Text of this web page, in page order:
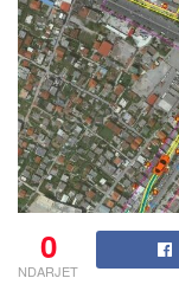
0
NDARJET